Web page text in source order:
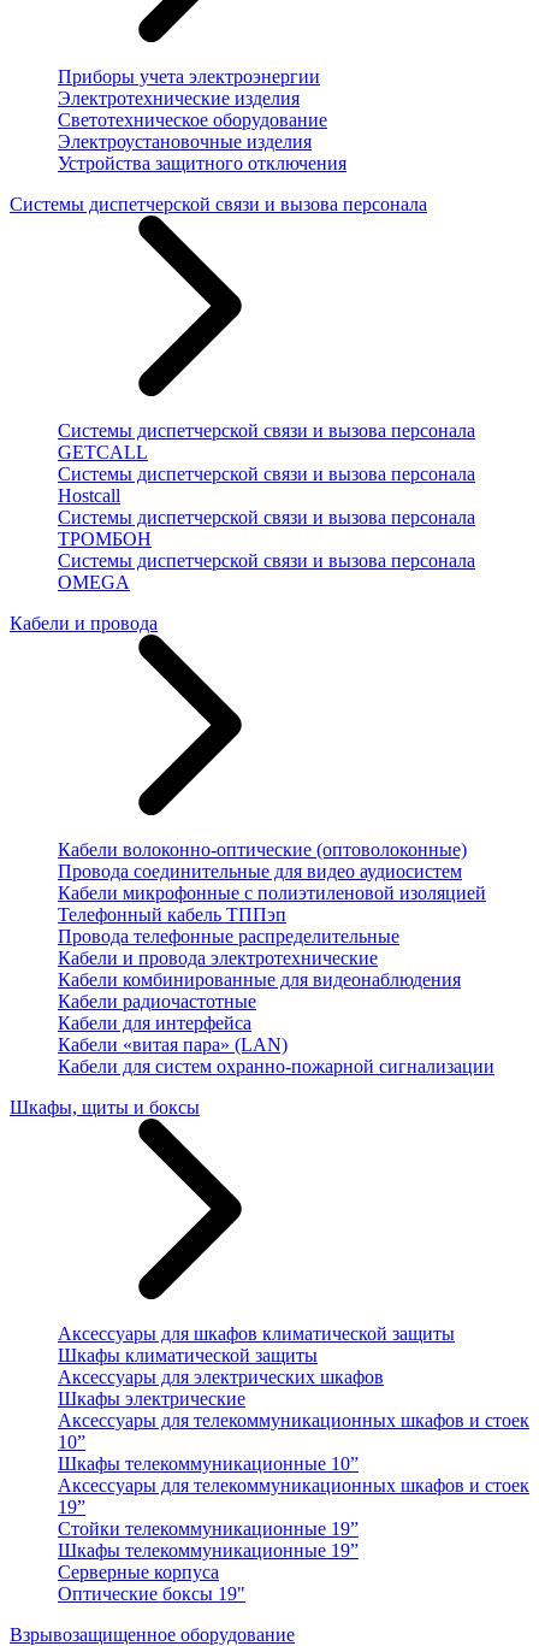
Приборы учета электроэнергии
Электротехнические изделия
Светотехническое оборудование
Электроустановочные изделия
Устройства защитного отключения
Системы диспетчерской связи и вызова персонала
Системы диспетчерской связи и вызова персонала
GETCALL
Системы диспетчерской связи и вызова персонала
Hostcall
Системы диспетчерской связи и вызова персонала
ТРОМБОН
Системы диспетчерской связи и вызова персонала
OMEGA
Кабели и провода
Кабели волоконно-оптические (оптоволоконные)
Провода соединительные для видео аудиосистем
Кабели микрофонные с полиэтиленовой изоляцией
Телефонный кабель ТППэп
Провода телефонные распределительные
Кабели и провода электротехнические
Кабели комбинированные для видеонаблюдения
Кабели радиочастотные
Кабели для интерфейса
Кабели «витая пара» (LAN)
Кабели для систем охранно-пожарной сигнализации
Шкафы, щиты и боксы
Аксессуары для шкафов климатической защиты
Шкафы климатической защиты
Аксессуары для электрических шкафов
Шкафы электрические
Аксессуары для телекоммуникационных шкафов и стоек
10”
Шкафы телекоммуникационные 10”
Аксессуары для телекоммуникационных шкафов и стоек
19”
Стойки телекоммуникационные 19”
Шкафы телекоммуникационные 19”
Серверные корпуса
Оптические боксы 19"
Взрывозащищенное оборудование